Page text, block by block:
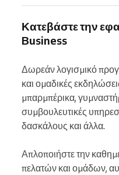
Κατεβάστε την
Business
Δωρεάν λογισμικό
και ομαδικές
μπαρμπέρικα,
συμβουλευτικές
δασκάλους και άλλα.
Απλοποιήστε την
πελατών και ομάδων,